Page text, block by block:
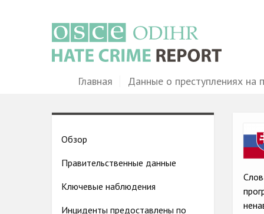
MainГлавная Данные о преступлениях на
Country
menu
Обзор
Правительственные данные
Ключевые наблюдения
Инциденты предоставлены по